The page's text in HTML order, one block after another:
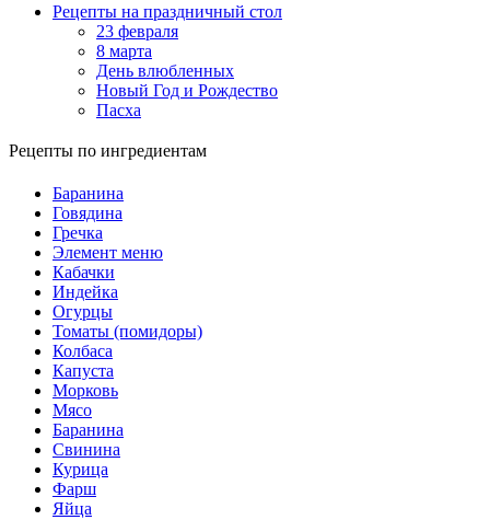
Рецепты на праздничный стол
23 февраля
8 марта
День влюбленных
Новый Год и Рождество
Пасха
Рецепты по ингредиентам
Баранина
Говядина
Гречка
Элемент меню
Кабачки
Индейка
Огурцы
Томаты (помидоры)
Колбаса
Капуста
Морковь
Мясо
Баранина
Свинина
Курица
Фарш
Яйца